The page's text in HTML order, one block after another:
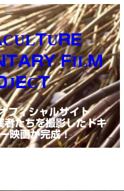
FILM
フィシャルサイト
者たちを撮影したドキ
映画が完成！